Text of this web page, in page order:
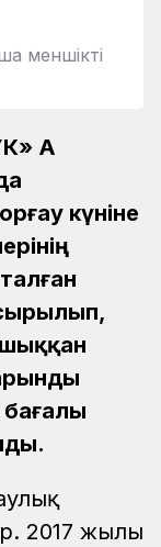
меншікті
АҚ
күніне
2017 жылы